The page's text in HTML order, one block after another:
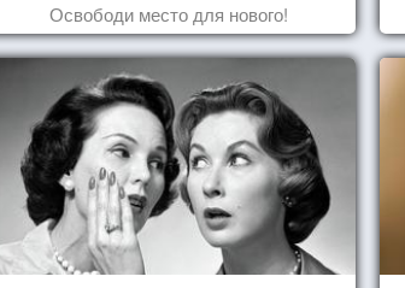
Освободи место для нового!